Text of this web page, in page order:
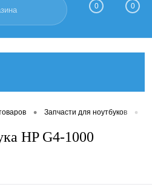
0 0
• Запчасти для ноутбуков •
HP G4-1000